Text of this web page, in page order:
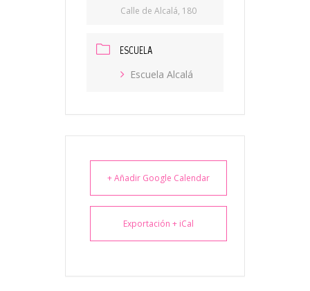
Calle de Alcalá, 180
ESCUELA
Escuela Alcalá
+ Añadir Google Calendar
Exportación + iCal